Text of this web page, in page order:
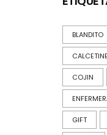
BLANDITO
COJIN
GIFT